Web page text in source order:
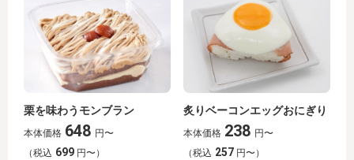
栗を味わうモンブラン
本体価格 648 円〜
（税込 699 円〜）
炙りベーコンエッグおにぎり
本体価格 238 円〜
（税込 257 円〜）